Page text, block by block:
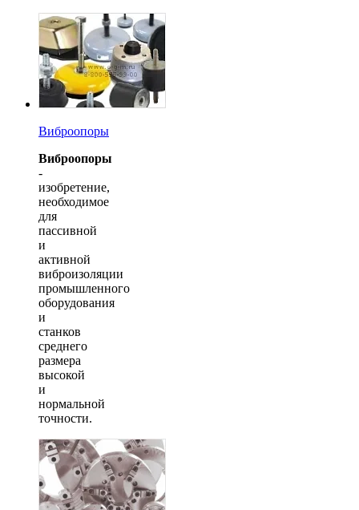
Виброопоры
Виброопоры
-
изобретение,
необходимое
для
пассивной
и
активной
виброизоляции
промышленного
оборудования
и
станков
среднего
размера
высокой
и
нормальной
точности.